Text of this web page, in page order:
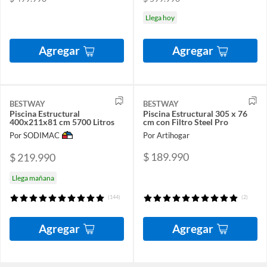
Agregar
Llega hoy
Agregar
BESTWAY
Piscina Estructural
400x211x81 cm 5700 Litros
Por SODIMAC
$ 219.990
Llega mañana
(144)
Agregar
BESTWAY
Piscina Estructural 305 x 76
cm con Filtro Steel Pro
Por Artihogar
$ 189.990
(2)
Agregar